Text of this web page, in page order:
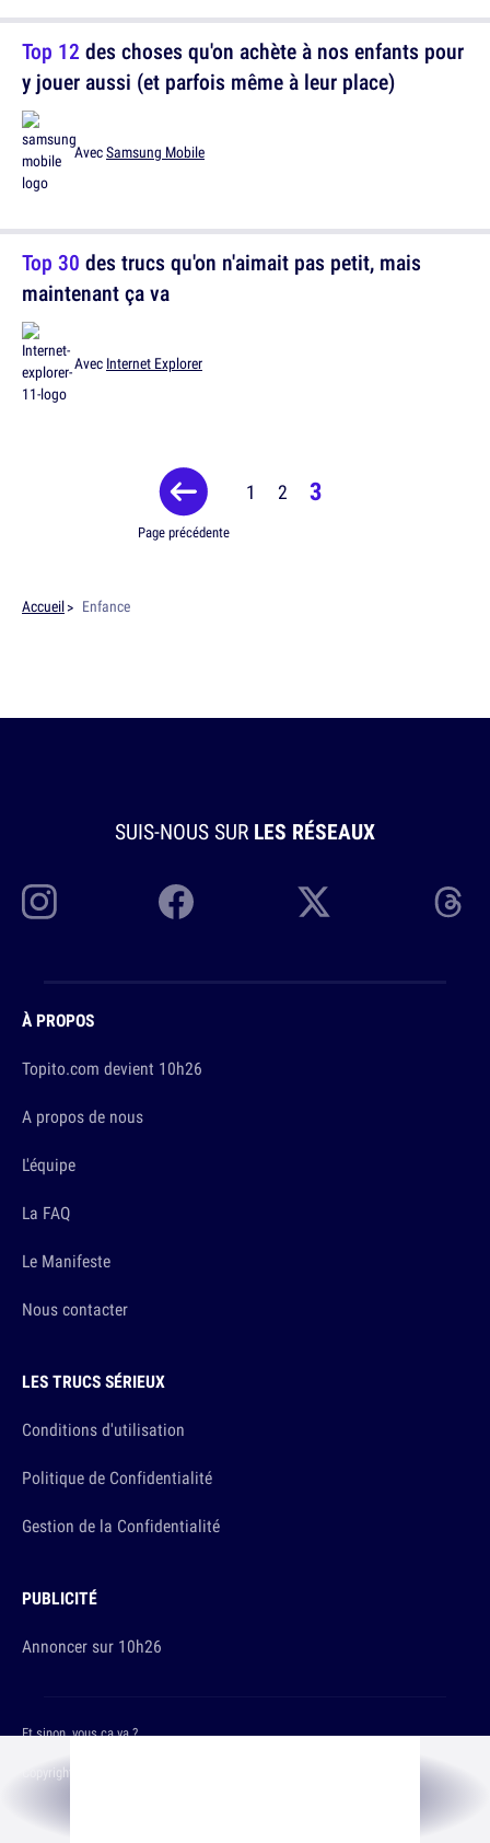
Top 12 des choses qu'on achète à nos enfants pour
y jouer aussi (et parfois même à leur place)
AvecSamsung Mobile
Top 30 des trucs qu'on n'aimait pas petit, mais
maintenant ça va
Avec Internet Explorer
Page précédente
1 2 3
Accueil Enfance
SUIS-NOUS SUR LES RÉSEAUX
À PROPOS
Topito.com devient 10h26
A propos de nous
L'équipe
La FAQ
Le Manifeste
Nous contacter
LES TRUCS SÉRIEUX
Conditions d'utilisation
Politique de Confidentialité
Gestion de la Confidentialité
PUBLICITÉ
Annoncer sur 10h26
Copyright © 2026 The Original Publishing Studio
Et sinon, vous ça va ?